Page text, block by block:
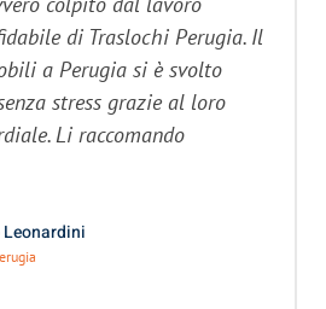
di Traslochi Perugia. Il
a Perugia si è svolto
stress grazie al loro
Li raccomando